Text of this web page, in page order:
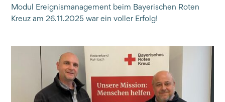
Modul Ereignismanagement beim Bayerischen Roten
Kreuz am 26.11.2025 war ein voller Erfolg!